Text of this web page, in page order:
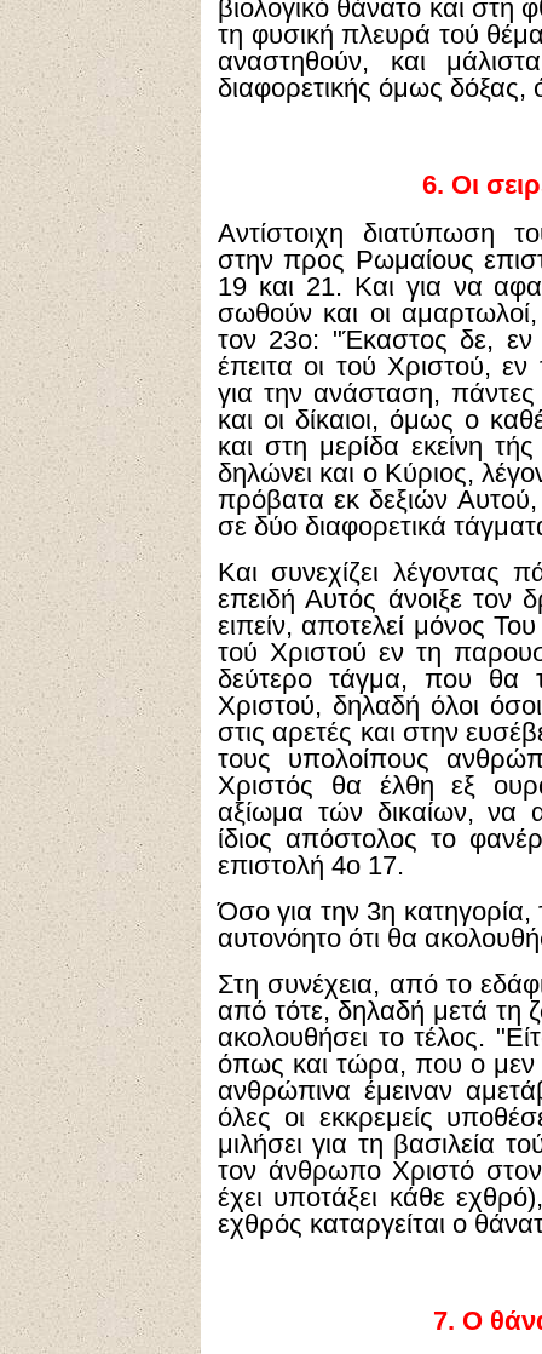
βιολογικό θάνατο και στη
τη φυσική πλευρά τού
αναστηθούν, και
διαφορετικής όμως
6. Οι
Αντίστοιχη διατύπωση
στην προς Ρωμαίους
19 και 21. Και για να
σωθούν και οι
τον 23ο: "Έκαστος δε, εν
έπειτα οι τού Χριστού,
για την ανάσταση,
και οι δίκαιοι, όμως ο
και στη μερίδα εκείνη
δηλώνει και ο Κύριος,
πρόβατα εκ δεξιών
σε δύο διαφορετικά
Και συνεχίζει λέγοντας
επειδή Αυτός άνοιξε
ειπείν, αποτελεί μόνος
τού Χριστού εν τη
δεύτερο τάγμα, που θα
Χριστού, δηλαδή όλοι
στις αρετές και στην
τους υπολοίπους
Χριστός θα έλθη εξ
αξίωμα τών δικαίων, να
ίδιος απόστολος το
επιστολή 4ο 17.
Όσο για την 3η
αυτονόητο ότι θα
Στη συνέχεια, από το
από τότε, δηλαδή μετά
ακολουθήσει το τέλος.
όπως και τώρα, που ο μεν
ανθρώπινα έμειναν
όλες οι εκκρεμείς
μιλήσει για τη βασιλεία
τον άνθρωπο Χριστό
έχει υποτάξει κάθε
εχθρός καταργείται ο
7. Ο